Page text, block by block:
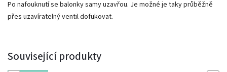
Po nafouknutí se balonky samy uzavřou. Je možné je taky průběžně
přes uzavíratelný ventil dofukovat.
Související produkty